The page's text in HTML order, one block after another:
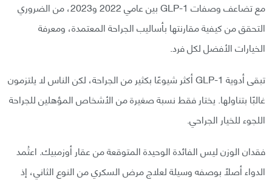
مع تضاعف وصفات GLP-1 بين عامي 2022 و2023، من الضروري
التحقق من كيفية مقارنتها بأساليب الجراحة المعتمدة، ومعرفة
الخيارات الأفضل لكل فرد.
تبقى أدوية GLP-1 أكثر شيوعًا بكثير من الجراحة، لكن الناس لا يلتزمون
غالبًا بتناولها. يختار فقط نسبة صغيرة من الأشخاص المؤهلين للجراحة
اللجوء للخيار الجراحي.
فقدان الوزن ليس الفائدة الوحيدة المتوقعة من عقار أوزمبيك. اعتُمد
الدواء أصلًا بوصفه وسيلة لعلاج مرض السكري من النوع الثاني، إذ